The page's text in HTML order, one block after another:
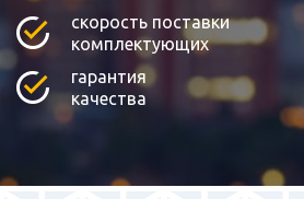
скорость поставки
комплектующих
гарантия
качества